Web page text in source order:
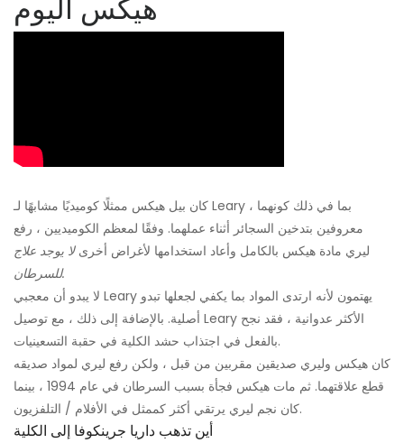
هيكس اليوم
كان بيل هيكس ممثلًا كوميديًا مشابهًا لـ Leary ، بما في ذلك كونهما
معروفين بتدخين السجائر أثناء عملهما. وفقًا لمعظم الكوميديين ، رفع
ليري مادة هيكس بالكامل وأعاد استخدامها لأغراض أخرىلا يوجد علاج
للسرطان.
لا يبدو أن معجبي Leary يهتمون لأنه ارتدى المواد بما يكفي لجعلها تبدو
أصلية. بالإضافة إلى ذلك ، مع توصيل Leary الأكثر عدوانية ، فقد نجح
بالفعل في اجتذاب حشد الكلية في حقبة التسعينيات.
كان هيكس وليري صديقين مقربين من قبل ، ولكن رفع ليري لمواد صديقه
قطع علاقتهما. ثم مات هيكس فجأة بسبب السرطان في عام 1994 ، بينما
كان نجم ليري يرتقي أكثر كممثل في الأفلام / التلفزيون.
أين تذهب داريا جرينكوفا إلى الكلية